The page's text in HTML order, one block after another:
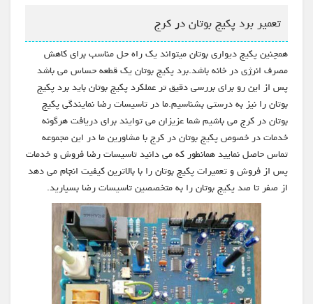
تعمیر برد پکیج بوتان در کرج
همچنین پکیج دیواری بوتان میتواند یک راه حل مناسب برای کاهش
مصرف انرژی در خانه باشد.برد پکیج بوتان یک قطعه حساس می باشد
پس از این رو برای بررسی دقیق تر عملکرد پکیج بوتان باید برد پکیج
بوتان را نیز به درستی بشناسیم.ما در تاسیسات رضا نمایندگی پکیج
بوتان در کرج می باشیم شما عزیزان می توایند برای دریافت هرگونه
خدمات در خصوص پکیج بوتان در کرج با مشاورین ما در این مجموعه
تماس حاصل نمایید همانطور که می دانید تاسیسات رضا فروش و خدمات
پس از فروش و تعمیرات پکیج بوتان را با بالاترین کیفیت انجام می دهد
از صفر تا صد پکیج بوتان را به متخصصین تاسیسات رضا بسپارید.